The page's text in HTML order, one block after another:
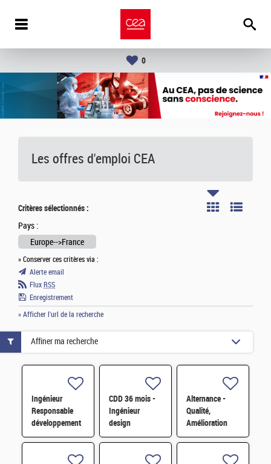
0
Les offres d'emploi CEA
Critères sélectionnés :
Pays :
Europe-->France
» Conserver ces critères via :
Alerte email
Flux RSS
Enregistrement
» Afficher l'url de la recherche
Ingénieur
Responsable
développement
d'affaires H/F
CDD 36 mois -
Ingénieur
design
photonique
Alternance -
Qualité,
Amélioration
continue et
Affiner ma recherche